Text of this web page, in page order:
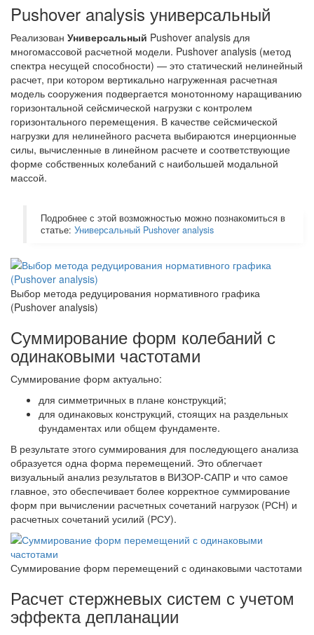
Pushover analysis универсальный
Реализован Универсальный Pushover analysis для
многомассовой расчетной модели. Pushover analysis (метод
спектра несущей способности) — это статический нелинейный
расчет, при котором вертикально нагруженная расчетная
модель сооружения подвергается монотонному наращиванию
горизонтальной сейсмической нагрузки с контролем
горизонтального перемещения. В качестве сейсмической
нагрузки для нелинейного расчета выбираются инерционные
силы, вычисленные в линейном расчете и соответствующие
форме собственных колебаний с наибольшей модальной
массой.
Подробнее с этой возможностью можно познакомиться в
статье: Универсальный Pushover analysis
Выбор метода редуцирования нормативного графика
(Pushover analysis)
Суммирование форм колебаний с
одинаковыми частотами
Суммирование форм актуально:
для симметричных в плане конструкций;
для одинаковых конструкций, стоящих на раздельных
фундаментах или общем фундаменте.
В результате этого суммирования для последующего анализа
образуется одна форма перемещений. Это облегчает
визуальный анализ результатов в ВИЗОР-САПР и что самое
главное, это обеспечивает более корректное суммирование
форм при вычислении расчетных сочетаний нагрузок (РСН) и
расчетных сочетаний усилий (РСУ).
Суммирование форм перемещений с одинаковыми частотами
Расчет стержневых систем с учетом
эффекта депланации